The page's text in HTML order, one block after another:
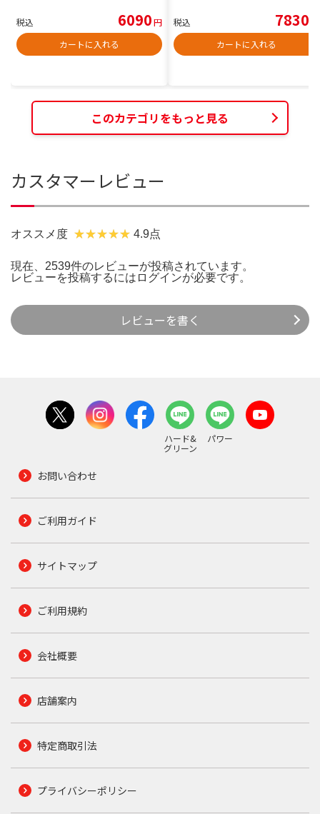
税込 6090円
カートに入れる
税込 7830
カートに入れる
このカテゴリをもっと見る
カスタマーレビュー
オススメ度 4.9点
現在、2539件のレビューが投稿されています。
レビューを投稿するには ログインが必要です。
レビューを書く
ハード&
グリーン
パワー
お問い合わせ
ご利用ガイド
サイトマップ
ご利用規約
会社概要
店舗案内
特定商取引法
プライバシーポリシー